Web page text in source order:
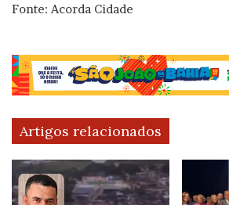
Fonte: Acorda Cidade
Artigos relacionados